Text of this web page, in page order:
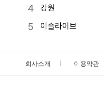
강원
이슬라이브
회사소개 이용약관